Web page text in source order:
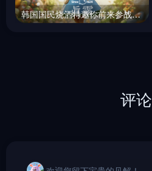
韩国国民烧酒特邀你前来参战，真露烧酒ai海报征集中~
评论